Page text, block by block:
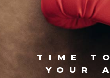
TIME
YOUR